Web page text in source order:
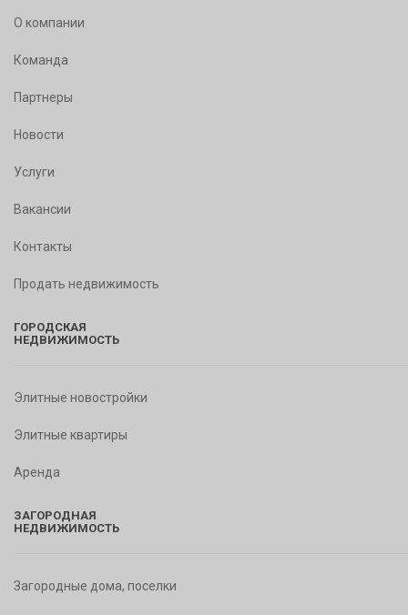
О компании
Команда
Партнеры
Новости
Услуги
Вакансии
Контакты
Продать недвижимость
ГОРОДСКАЯ
НЕДВИЖИМОСТЬ
Элитные новостройки
Элитные квартиры
Аренда
ЗАГОРОДНАЯ
НЕДВИЖИМОСТЬ
Загородные дома, поселки